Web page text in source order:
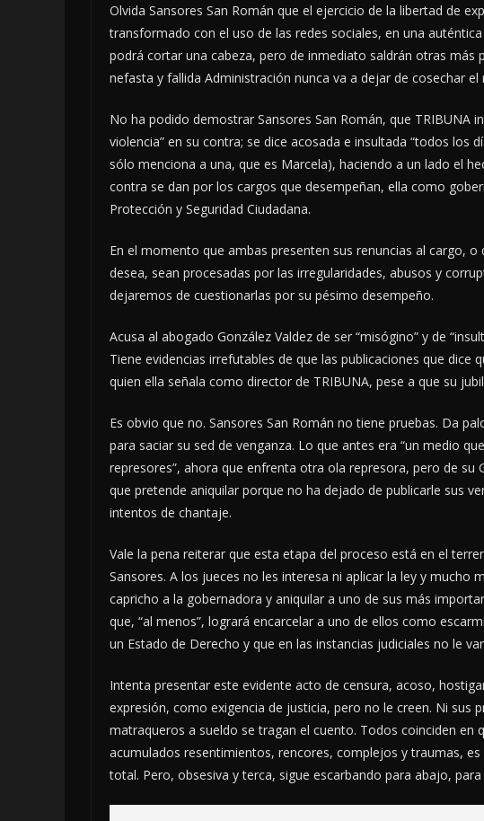
Olvida Sansores San Román que el ejercicio de la libertad de
transformado con el uso de las redes sociales, en una
podrá cortar una cabeza, pero de inmediato saldrán otras más
nefasta y fallida Administración nunca va a dejar de cosechar
No ha podido demostrar Sansores San Román, que TRIBUNA
violencia” en su contra; se dice acosada e insultada “todos los
sólo menciona a una, que es Marcela), haciendo a un lado el
contra se dan por los cargos que desempeñan, ella como
Protección y Seguridad Ciudadana.
En el momento que ambas presenten sus renuncias al cargo,
desea, sean procesadas por las irregularidades, abusos y
dejaremos de cuestionarlas por su pésimo desempeño.
Acusa al abogado González Valdez de ser “misógino” y de
Tiene evidencias irrefutables de que las publicaciones que
quien ella señala como director de TRIBUNA, pese a que su
Es obvio que no. Sansores San Román no tiene pruebas. Da
para saciar su sed de venganza. Lo que antes era “un medio
represores”, ahora que enfrenta otra ola represora, pero de su
que pretende aniquilar porque no ha dejado de publicarle sus
intentos de chantaje.
Vale la pena reiterar que esta etapa del proceso está en el
Sansores. A los jueces no les interesa ni aplicar la ley y mucho
capricho a la gobernadora y aniquilar a uno de sus más
que, “al menos”, logrará encarcelar a uno de ellos como
un Estado de Derecho y que en las instancias judiciales no le
Intenta presentar este evidente acto de censura, acoso,
expresión, como exigencia de justicia, pero no le creen. Ni sus
matraqueros a sueldo se tragan el cuento. Todos coinciden en
acumulados resentimientos, rencores, complejos y traumas,
total. Pero, obsesiva y terca, sigue escarbando para abajo,